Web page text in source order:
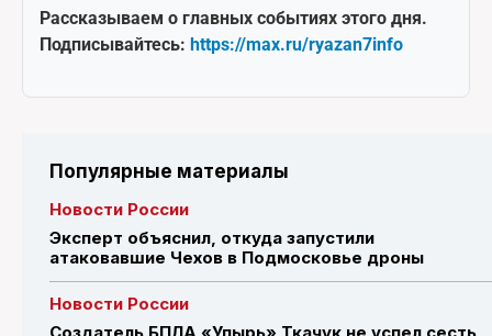
Рассказываем о главных событиях этого дня.
Подписывайтесь: https://max.ru/ryazan7info
Популярные материалы
Новости России
Эксперт объяснил, откуда запустили
атаковавшие Чехов в Подмосковье дроны
Новости России